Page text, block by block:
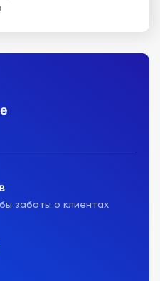
заботы о клиентах